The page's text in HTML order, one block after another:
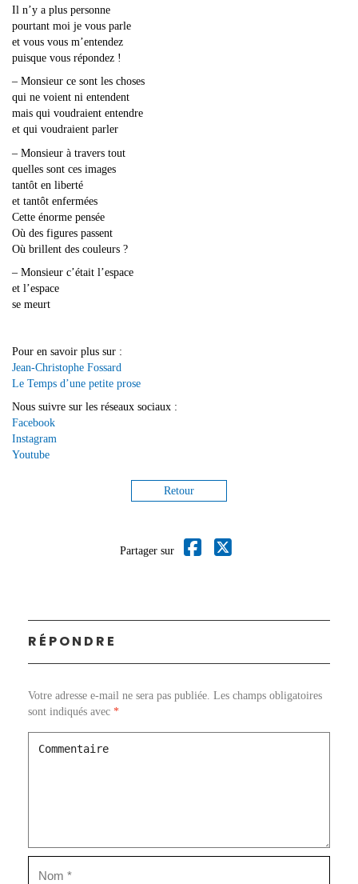
Il n’y a plus personne
pourtant moi je vous parle
et vous vous m’entendez
puisque vous répondez !
– Monsieur ce sont les choses
qui ne voient ni entendent
mais qui voudraient entendre
et qui voudraient parler
– Monsieur à travers tout
quelles sont ces images
tantôt en liberté
et tantôt enfermées
Cette énorme pensée
Où des figures passent
Où brillent des couleurs ?
– Monsieur c’était l’espace
et l’espace
se meurt
Pour en savoir plus sur :
Jean-Christophe Fossard
Le Temps d’une petite prose
Nous suivre sur les réseaux sociaux :
Facebook
Instagram
Youtube
Retour
Partager sur
RÉPONDRE
Votre adresse e-mail ne sera pas publiée. Les champs obligatoires
sont indiqués avec *